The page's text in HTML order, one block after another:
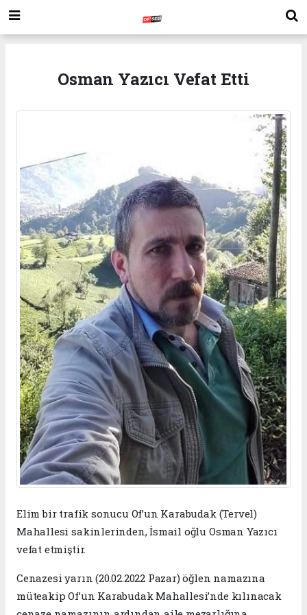
Osman Yazıcı Vefat Etti
Elim bir trafik sonucu Of’un Karabudak (Tervel)
Mahallesi sakinlerinden, İsmail oğlu Osman Yazıcı
vefat etmiştir.
Cenazesi yarın (20.02.2022 Pazar) öğlen namazına
müteakip Of’un Karabudak Mahallesi’nde kılınacak